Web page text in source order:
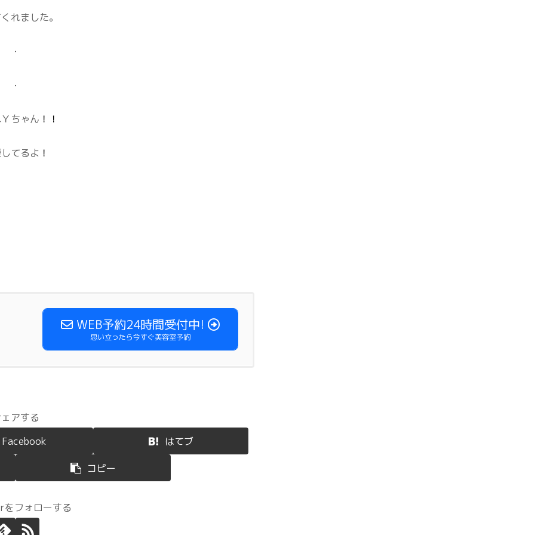
れました。
・
・
ちゃん ！！
てるよ ！
WEB予約24時間受付中!
思い立ったら今すぐ美容室予約
アする
Facebook はてブ
コピー
フォローする